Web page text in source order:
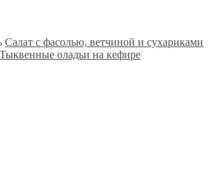
Салат с фасолью, ветчиной и сухариками
Тыквенные оладьи на кефире